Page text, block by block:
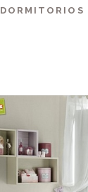
DORMITORIOS